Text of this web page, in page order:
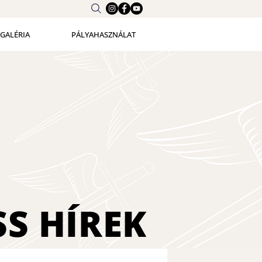
GALÉRIA PÁLYAHASZNÁLAT
HÍREK